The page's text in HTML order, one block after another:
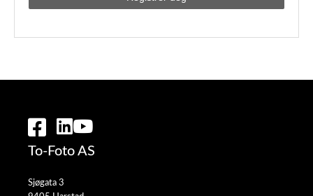
To-Foto AS
Sjøgata 3